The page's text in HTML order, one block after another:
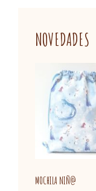
NOVEDADES
MOCHILA NIÑ@